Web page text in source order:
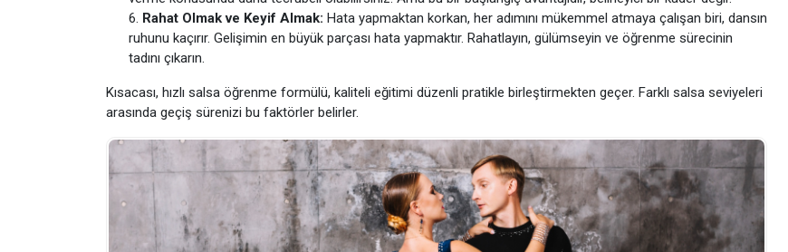
Rahat Olmak ve Keyif Almak: Hata yapmaktan korkan, her adımını mükemmel atmaya çalışan biri, dansın
ruhunu kaçırır. Gelişimin en büyük parçası hata yapmaktır. Rahatlayın, gülümseyin ve öğrenme sürecinin
tadını çıkarın.
Kısacası, hızlı salsa öğrenme formülü, kaliteli eğitimi düzenli pratikle birleştirmekten geçer. Farklı salsa seviyeleri
arasında geçiş sürenizi bu faktörler belirler.